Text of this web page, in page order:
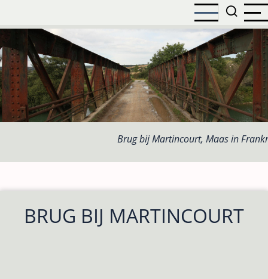
naar
de
inhoud
gaan
Brug bij Martincourt, Maas in
BRUG BIJ MARTINCOURT